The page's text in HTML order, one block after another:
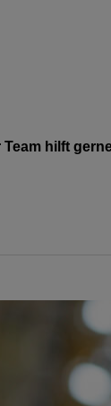
Team hilft